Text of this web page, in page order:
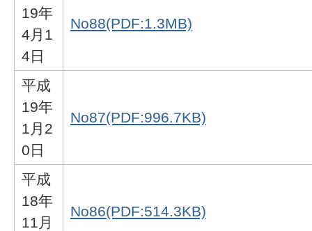
19年
4月1
4日
No88(PDF:1.3MB)
平成
19年
1月2
0日
No87(PDF:996.7KB)
平成
18年
11月
No86(PDF:514.3KB)